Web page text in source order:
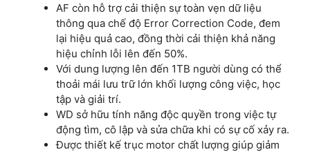
AF còn hỗ trợ cải thiện sự toàn vẹn dữ liệu
thông qua chế độ Error Correction Code, đem
lại hiệu quả cao, đồng thời cải thiện khả năng
hiệu chỉnh lỗi lên đến 50%.
Với dung lượng lên đến 1TB người dùng có thể
thoải mái lưu trữ lớn khối lượng công việc, học
tập và giải trí.
WD sở hữu tính năng độc quyền trong việc tự
động tìm, cô lập và sửa chữa khi có sự cố xảy ra.
Được thiết kế trục motor chất lượng giúp giảm